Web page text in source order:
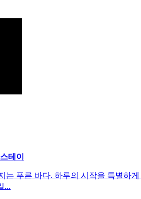
테이
는 푸른 바다. 하루의 시작을 특별하
...